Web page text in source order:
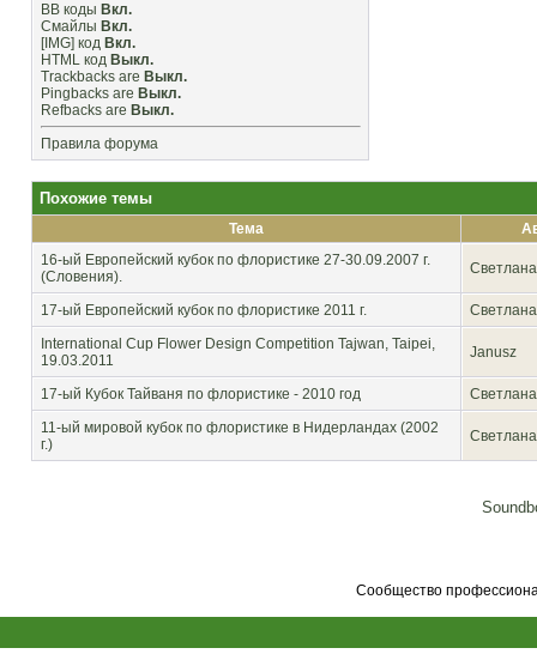
BB коды Вкл.
Смайлы Вкл.
[IMG] код Вкл.
HTML код Выкл.
Trackbacks are Выкл.
Pingbacks are Выкл.
Refbacks are Выкл.
Правила форума
Похожие темы
Тема
16-ый Европейский кубок по флористике 27-30.09.2007 г.
(Словения).
17-ый Европейский кубок по флористике 2011 г.
International Cup Flower Design Competition Tajwan, Taipei,
19.03.2011
Janusz
17-ый Кубок Тайваня по флористике - 2010 год
11-ый мировой кубок по флористике в Нидерландах (2002
г.)
Сообщество